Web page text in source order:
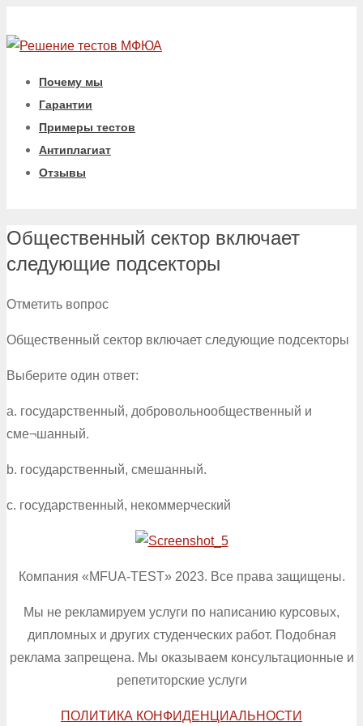
Почему мы
Гарантии
Примеры тестов
Антиплагиат
Отзывы
Общественный сектор включает
следующие подсекторы
Отметить вопрос
Общественный сектор включает следующие подсекторы
Выберите один ответ:
a. государственный, добровольнообщественный и
сме¬шанный.
b. государственный, смешанный.
c. государственный, некоммерческий
Компания «MFUA-TEST» 2023. Все права защищены.
Мы не рекламируем услуги по написанию курсовых,
дипломных и других студенческих работ. Подобная
реклама запрещена. Мы оказываем консультационные и
репетиторские услуги
ПОЛИТИКА КОНФИДЕНЦИАЛЬНОСТИ